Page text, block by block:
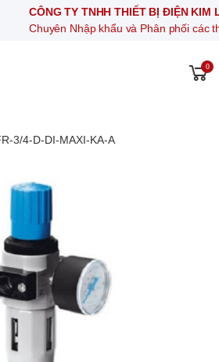
TY TNHH THIẾT BỊ ĐIỆN KIM LONG
Nhập khẩu và Phân phối các thiết bị
menu
0
3/4-D-DI-MAXI-KA-A